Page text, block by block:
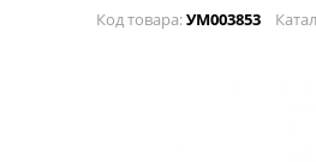
Код товара:УМ003853